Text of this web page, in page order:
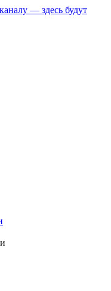
— здесь будут